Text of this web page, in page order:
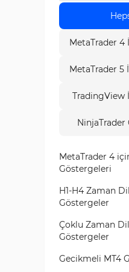
MetaTrader 4
MetaTrader 5
TradingView
NinjaTrader
MetaTrader 4
Göstergeleri
H1-H4 Zaman
Göstergeler
Çoklu Zaman
Göstergeler
Gecikmeli MT4